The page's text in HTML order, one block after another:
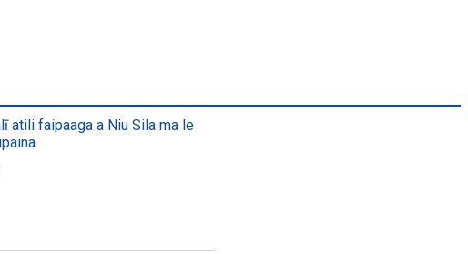
atili faipaaga a Niu Sila ma le